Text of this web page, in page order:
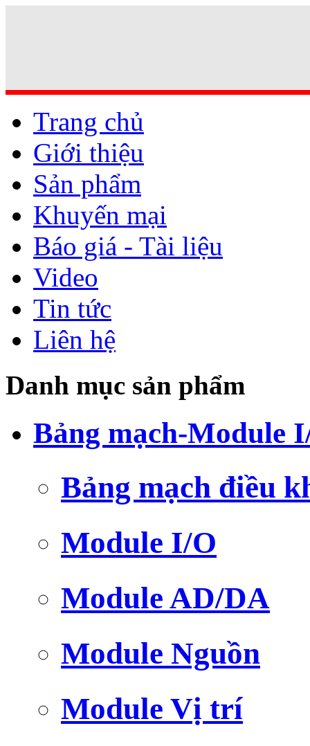
Trang chủ
Giới thiệu
Sản phẩm
Khuyến mại
Báo giá - Tài liệu
Video
Tin tức
Liên hệ
Danh mục sản phẩm
Bảng mạch-Module
Bảng mạch điều
Module I/O
Module AD/DA
Module Nguồn
Module Vị trí